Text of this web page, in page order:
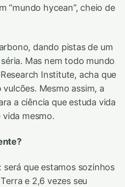
“mundo hycean”, cheio de
dando pistas de um
Mas nem todo mundo
Institute, acha que
Mesmo assim, a
a ciência que estuda vida
mesmo.
que estamos sozinhos
e 2,6 vezes seu